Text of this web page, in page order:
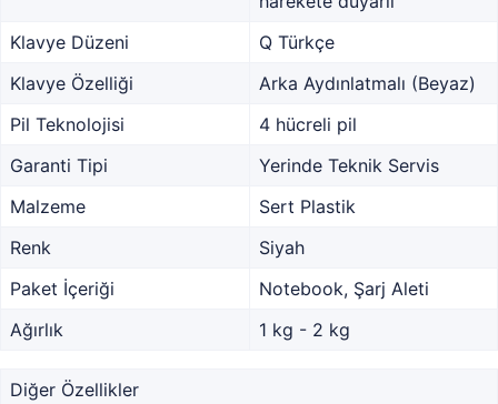
Klavye Düzeni
Q Türkçe
Klavye Özelliği
Arka Aydınlatmalı (Beyaz)
Pil Teknolojisi
4 hücreli pil
Garanti Tipi
Yerinde Teknik Servis
Malzeme
Sert Plastik
Renk
Siyah
Paket İçeriği
Notebook, Şarj Aleti
Ağırlık
1 kg - 2 kg
Diğer Özellikler